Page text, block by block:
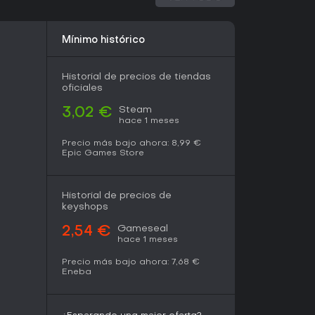
con amigos, ¡Who's Your Daddy?! ofrece
Los comentarios de la comunidad
en la imprevisibilidad y no te importan las
y énfasis en el caos humorístico, es una
limitado sin opciones de IA.
Mínimo histórico
Historial de precios de tiendas
oficiales
3,02 € Steam
hace 1 meses
Precio más bajo ahora: 8,99 €
Epic Games Store
Historial de precios de
keyshops
2,54 € Gameseal
hace 1 meses
Precio más bajo ahora: 7,68 €
Eneba